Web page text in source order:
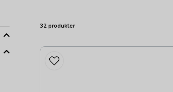
32 produkter